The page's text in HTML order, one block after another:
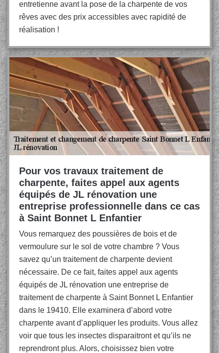
entretienne avant la pose de la charpente de vos
rêves avec des prix accessibles avec rapidité de
réalisation !
Pour vos travaux traitement de
charpente, faites appel aux agents
équipés de JL rénovation une
entreprise professionnelle dans ce cas
à Saint Bonnet L Enfantier
Vous remarquez des poussières de bois et de
vermoulure sur le sol de votre chambre ? Vous
savez qu’un traitement de charpente devient
nécessaire. De ce fait, faites appel aux agents
équipés de JL rénovation une entreprise de
traitement de charpente à Saint Bonnet L Enfantier
dans le 19410. Elle examinera d’abord votre
charpente avant d’appliquer les produits. Vous allez
voir que tous les insectes disparaitront et qu’ils ne
reprendront plus. Alors, choisissez bien votre